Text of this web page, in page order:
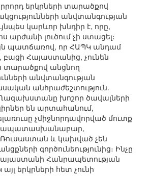
երկրների տարածքով
անվտանգության
կարևոր խնդիր է, որը,
արժանի լուծում չի ստացել։
պատճառով, որ ՀԱՊԿ անդամ
բացի Հայաստանից, չունեն
տարածքով անցնող
անվտանգության
անհրաժեշտություն.
խոշոր ծավալների
են արտահանում,
չմիջնորդավորված մուտք
և կախված չեն
գործունեությունից։ Ինչը
Հանրապետության
երկրների հետ չունի